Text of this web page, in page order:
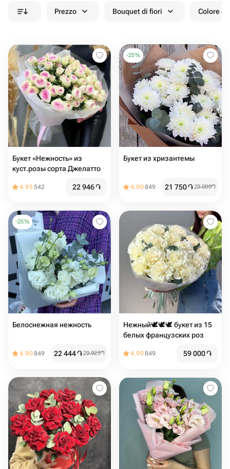
Prezzo Bouquet di fiori Colore
Букет «Нежность» из
куст.розы сорта Джелатто
4.95542 22 946֏
-25%
Букет из хризантемы
4.90849 21 750֏29 000֏
-25%
Белоснежная нежность
4.90849 22 444֏29 925֏
Нежный🕊️🕊️🕊️ букет из 15
белых французских роз
4.90849 59 000֏